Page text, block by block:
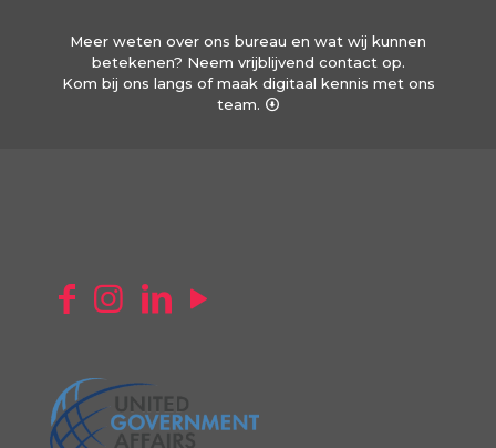
Meer weten over ons bureau en wat wij kunnen
betekenen? Neem vrijblijvend contact op.
Kom bij ons langs of maak digitaal kennis met ons
team.